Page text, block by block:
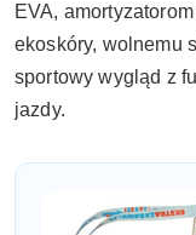
EVA,
ekoskóry, wolnemu
sportowy wygląd z
jazdy.